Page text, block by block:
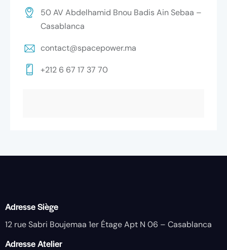
50 AV Abdelhamid Bnou Badis Ain Sebaa –
Casablanca
contact@spacepower.ma
+212 6 67 17 37 70
Adresse Siège
12 rue Sabri Boujemaa 1er Étage Apt N 06 – Casablanca
Adresse Atelier